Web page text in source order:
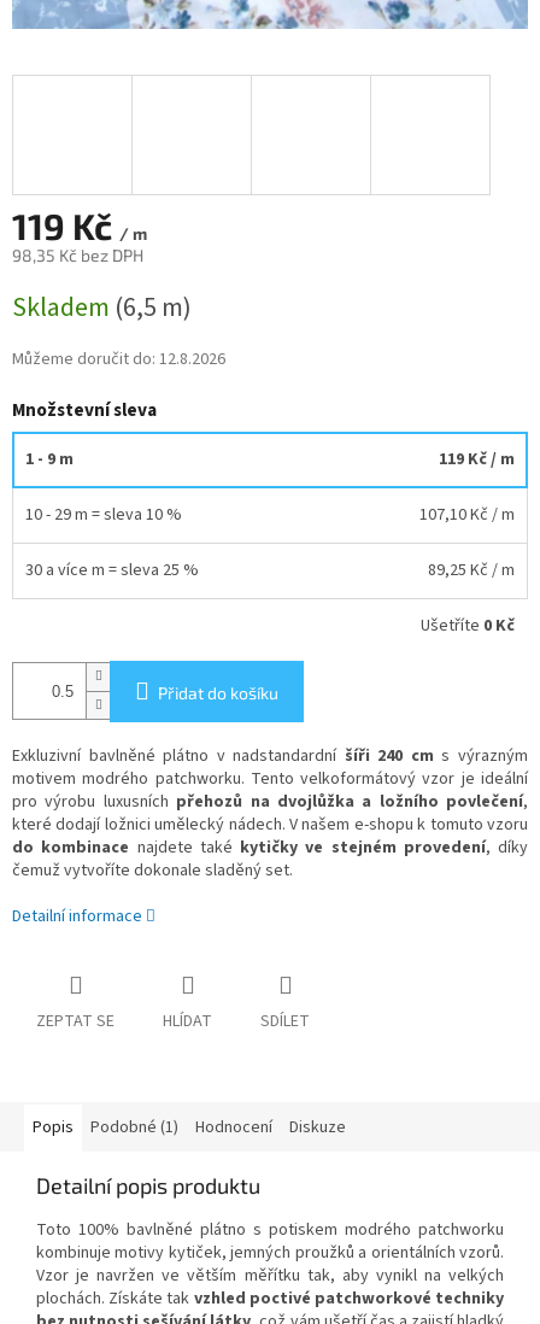
119 Kč / m
98,35 Kč bez DPH
cena:
Skladem (6,5 m)
Můžeme doručit do: 12.8.2026
Množstevní sleva
1 - 9 m 119 Kč/ m
10 - 29 m = sleva 10 % 107,10 Kč / m
30 a více m = sleva 25 % 89,25 Kč / m
Ušetříte 0 Kč
Přidat do košíku
Exkluzivní bavlněné plátno v nadstandardní šíři 240 cm s výrazným
motivem modrého patchworku. Tento velkoformátový vzor je ideální
pro výrobu luxusních přehozů na dvojlůžka a ložního povlečení,
které dodají ložnici umělecký nádech. V našem e-shopu k tomuto vzoru
do kombinace najdete také kytičky ve stejném provedení, díky
čemuž vytvoříte dokonale sladěný set.
Detailní informace
ZEPTAT SE HLÍDAT SDÍLET
Popis Podobné (1) Hodnocení Diskuze
Detailní popis produktu
Toto 100% bavlněné plátno s potiskem modrého patchworku
kombinuje motivy kytiček, jemných proužků a orientálních vzorů.
Vzor je navržen ve větším měřítku tak, aby vynikl na velkých
plochách. Získáte tak vzhled poctivé patchworkové techniky